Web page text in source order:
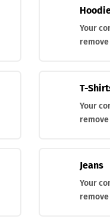
Your
T-
Your
Jeans
Your
K-9R.M
Navaja con
PESO TOTAL